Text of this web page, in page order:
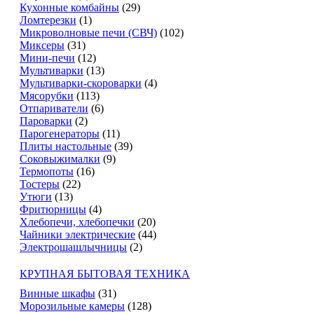
Кухонные комбайны (29)
Ломтерезки (1)
Микроволновые печи (СВЧ) (102)
Миксеры (31)
Мини-печи (12)
Мультиварки (13)
Мультиварки-скороварки (4)
Мясорубки (113)
Отпариватели (6)
Пароварки (2)
Парогенераторы (11)
Плиты настольные (39)
Соковыжималки (9)
Термопоты (16)
Тостеры (22)
Утюги (13)
Фритюрницы (4)
Хлебопечи, хлебопечки (20)
Чайники электрические (44)
Электрошашлычницы (2)
КРУПНАЯ БЫТОВАЯ ТЕХНИКА
Винные шкафы (31)
Морозильные камеры (128)